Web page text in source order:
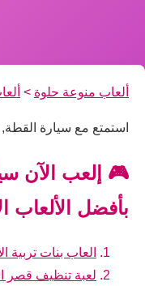
ألعاب منوعة حلوة >
استمتع مع سيارة
🎮 إلعب الآن
بأفضل الألعاب
العاب بنات
لعبة تنظيف قصر